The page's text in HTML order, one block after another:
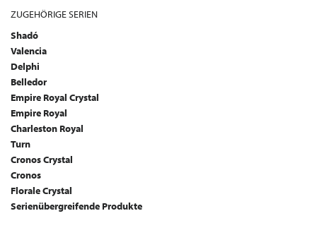
ZUGEHÖRIGE SERIEN
Shadó
Valencia
Delphi
Belledor
Empire Royal Crystal
Empire Royal
Charleston Royal
Turn
Cronos Crystal
Cronos
Florale Crystal
Serienübergreifende Produkte